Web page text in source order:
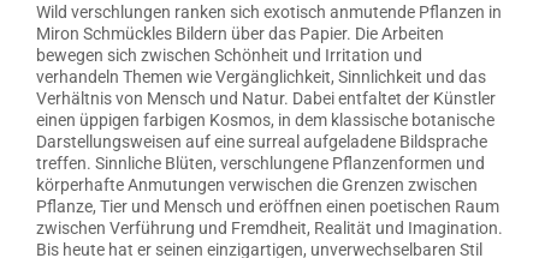
Wild verschlungen ranken sich exotisch anmutende Pflanzen in
Miron Schmückles Bildern über das Papier. Die Arbeiten
bewegen sich zwischen Schönheit und Irritation und
verhandeln Themen wie Vergänglichkeit, Sinnlichkeit und das
Verhältnis von Mensch und Natur. Dabei entfaltet der Künstler
einen üppigen farbigen Kosmos, in dem klassische botanische
Darstellungsweisen auf eine surreal aufgeladene Bildsprache
treffen. Sinnliche Blüten, verschlungene Pflanzenformen und
körperhafte Anmutungen verwischen die Grenzen zwischen
Pflanze, Tier und Mensch und eröffnen einen poetischen Raum
zwischen Verführung und Fremdheit, Realität und Imagination.
Bis heute hat er seinen einzigartigen, unverwechselbaren Stil